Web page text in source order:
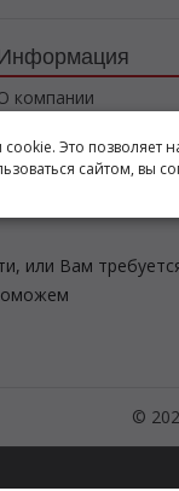
компании
или Вам
©
Это позволяет
сайтом, вы